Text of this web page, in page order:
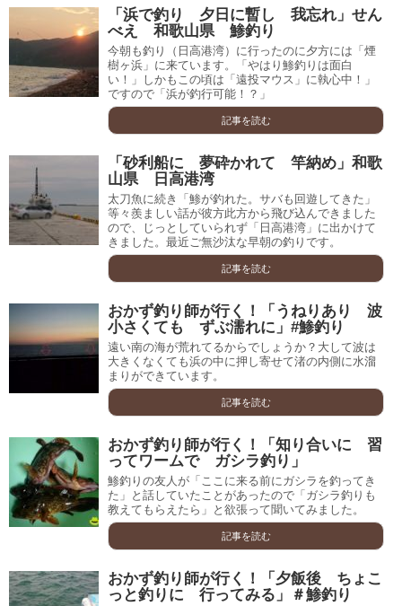
「浜で釣り 夕日に暫し 我忘れ」せん
べえ 和歌山県 鯵釣り
今朝も釣り（日高港湾）に行ったのに夕方には「煙
樹ヶ浜」に来ています。「やはり鯵釣りは面白
い！」しかもこの頃は「遠投マウス」に執心中！」
ですので「浜が釣行可能！？」
記事を読む
「砂利船に 夢砕かれて 竿納め」和歌
山県 日高港湾
太刀魚に続き「鯵が釣れた。サバも回遊してきた」
等々羨ましい話が彼方此方から飛び込んできました
ので、じっとしていられず「日高港湾」に出かけて
きました。最近ご無沙汰な早朝の釣りです。
記事を読む
おかず釣り師が行く！「うねりあり 波
小さくても ずぶ濡れに」#鯵釣り
遠い南の海が荒れてるからでしょうか？大して波は
大きくなくても浜の中に押し寄せて渚の内側に水溜
まりができています。
記事を読む
おかず釣り師が行く！「知り合いに 習
ってワームで ガシラ釣り」
鯵釣りの友人が「ここに来る前にガシラを釣ってき
た」と話していたことがあったので「ガシラ釣りも
教えてもらえたら」と欲張って聞いてみました。
記事を読む
おかず釣り師が行く！「夕飯後 ちょこ
っと釣りに 行ってみる」＃鯵釣り